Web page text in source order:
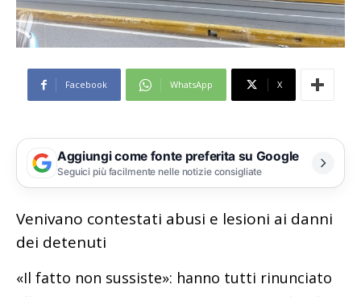
Facebook WhatsApp X
Aggiungi come fonte preferita su Google
Seguici più facilmente nelle notizie consigliate
Venivano contestati abusi e lesioni ai danni
dei detenuti
«Il fatto non sussiste»: hanno tutti rinunciato